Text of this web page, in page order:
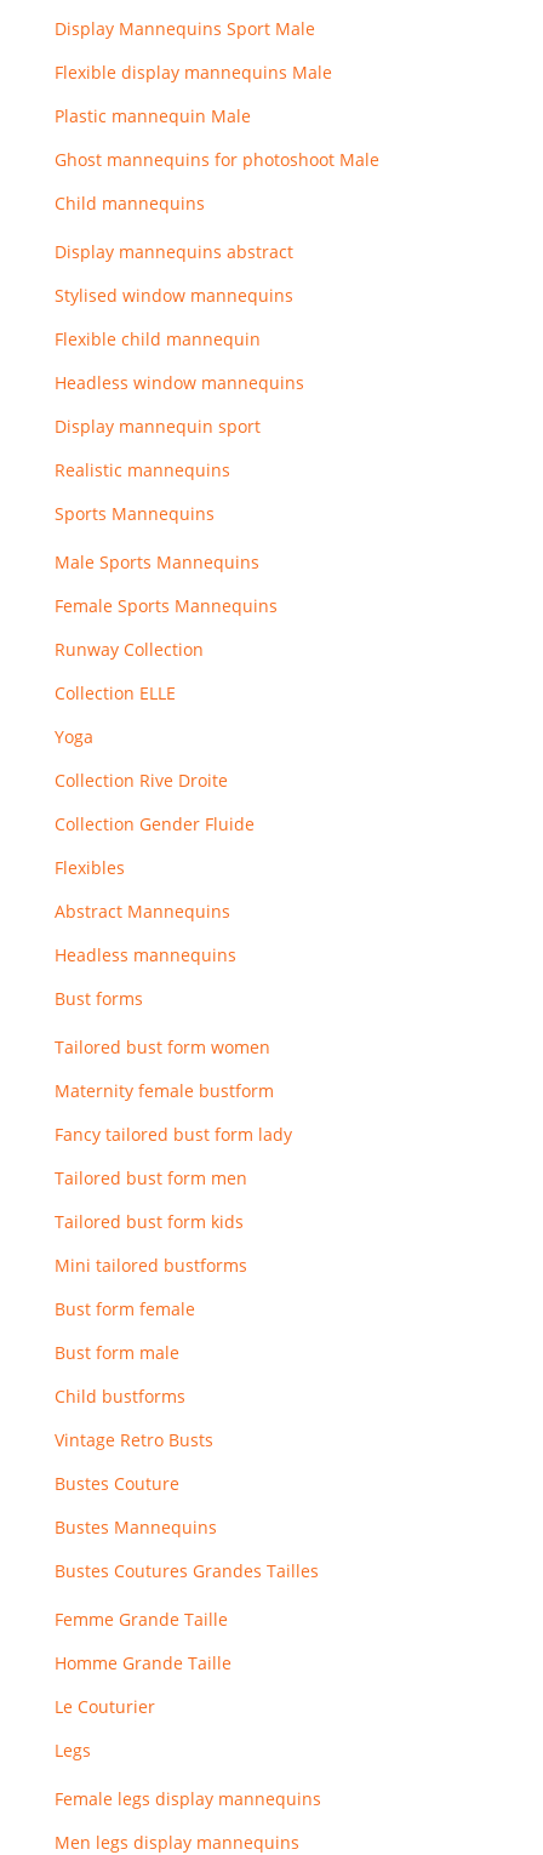
Display Mannequins Sport Male
Flexible display mannequins Male
Plastic mannequin Male
Ghost mannequins for photoshoot Male
Child mannequins
Display mannequins abstract
Stylised window mannequins
Flexible child mannequin
Headless window mannequins
Display mannequin sport
Realistic mannequins
Sports Mannequins
Male Sports Mannequins
Female Sports Mannequins
Runway Collection
Collection ELLE
Yoga
Collection Rive Droite
Collection Gender Fluide
Flexibles
Abstract Mannequins
Headless mannequins
Bust forms
Tailored bust form women
Maternity female bustform
Fancy tailored bust form lady
Tailored bust form men
Tailored bust form kids
Mini tailored bustforms
Bust form female
Bust form male
Child bustforms
Vintage Retro Busts
Bustes Couture
Bustes Mannequins
Bustes Coutures Grandes Tailles
Femme Grande Taille
Homme Grande Taille
Le Couturier
Legs
Female legs display mannequins
Men legs display mannequins